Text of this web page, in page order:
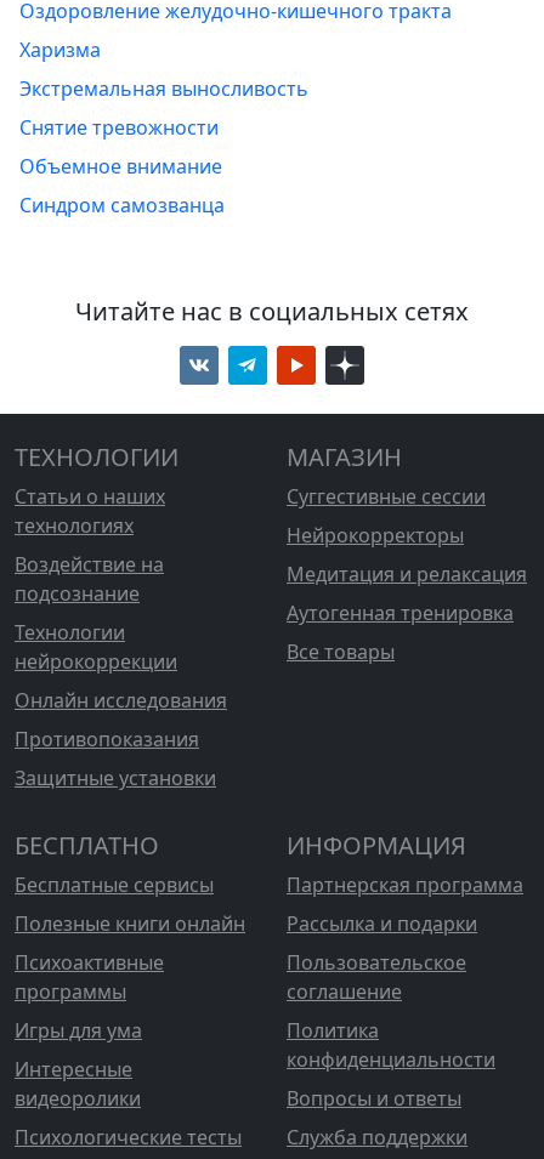
Оздоровление желудочно-кишечного тракта
Харизма
Экстремальная выносливость
Снятие тревожности
Объемное внимание
Синдром самозванца
Читайте нас в социальных сетях
ТЕХНОЛОГИИ
Статьи о наших
технологиях
Воздействие на
подсознание
Технологии
нейрокоррекции
Онлайн исследования
Противопоказания
Защитные установки
МАГАЗИН
Суггестивные сессии
Нейрокорректоры
Медитация и релаксация
Аутогенная тренировка
Все товары
БЕСПЛАТНО
Бесплатные сервисы
Полезные книги онлайн
Психоактивные
программы
Игры для ума
Интересные
видеоролики
Психологические тесты
ИНФОРМАЦИЯ
Партнерская программа
Рассылка и подарки
Пользовательское
соглашение
Политика
конфиденциальности
Вопросы и ответы
Служба поддержки